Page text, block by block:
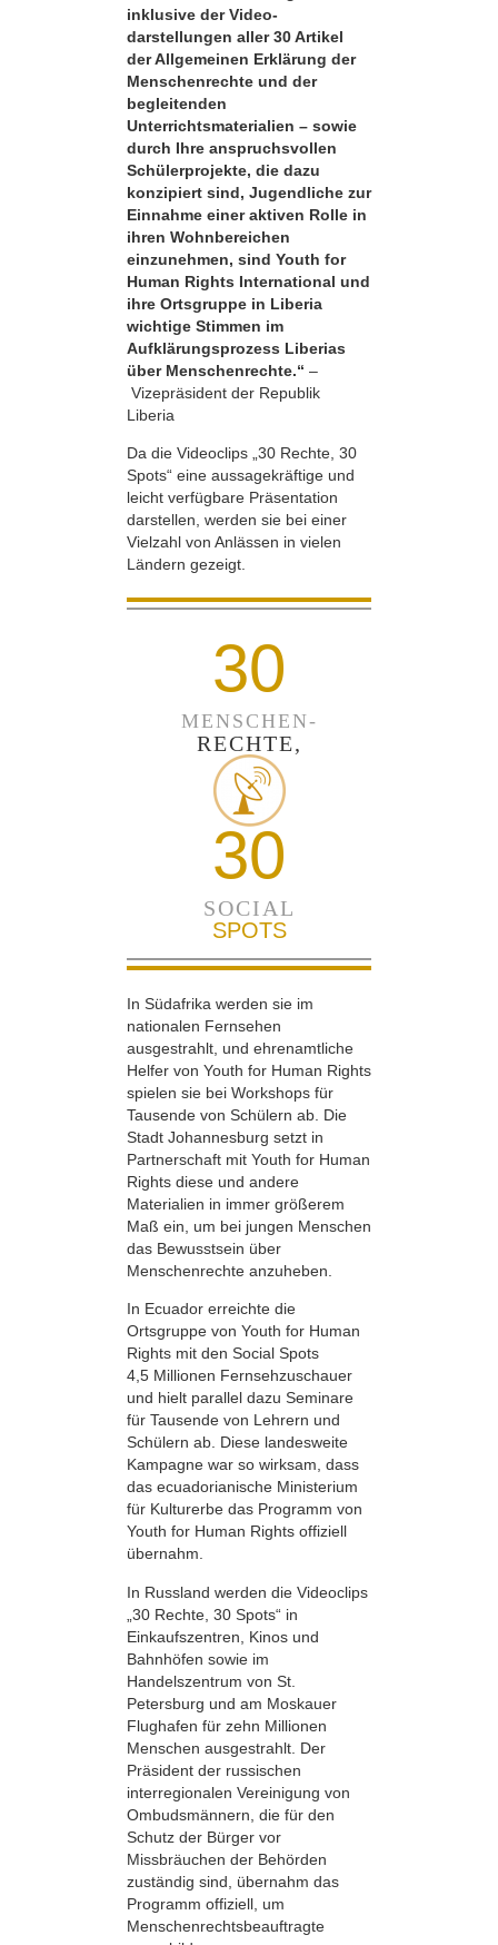
inklusive der Video­
darstellungen aller 30 Artikel
der Allgemeinen Erklärung der
Menschenrechte und der
begleitenden
Unterrichtsmaterialien – sowie
durch Ihre anspruchsvollen
Schülerprojekte, die dazu
konzipiert sind, Jugendliche zur
Einnahme einer aktiven Rolle in
ihren Wohnbereichen
einzunehmen, sind Youth for
Human Rights International und
ihre Ortsgruppe in Liberia
wichtige Stimmen im
Aufklärungsprozess Liberias
über Menschenrechte.“ –
Vizepräsident der Republik
Liberia
Da die Videoclips „30 Rechte, 30
Spots“ eine aussagekräftige und
leicht verfügbare Präsentation
darstellen, werden sie bei einer
Vielzahl von Anlässen in vielen
Ländern gezeigt.
30
MENSCHEN-
RECHTE,
30
SOCIAL
SPOTS
In Südafrika werden sie im
nationalen Fernsehen
ausgestrahlt, und ehrenamtliche
Helfer von Youth for Human Rights
spielen sie bei Workshops für
Tausende von Schülern ab. Die
Stadt Johannesburg setzt in
Partnerschaft mit Youth for Human
Rights diese und andere
Materialien in immer größerem
Maß ein, um bei jungen Menschen
das Bewusstsein über
Menschenrechte anzuheben.
In Ecuador erreichte die
Ortsgruppe von Youth for Human
Rights mit den Social Spots
4,5 Millionen Fernsehzuschauer
und hielt parallel dazu Seminare
für Tausende von Lehrern und
Schülern ab. Diese landesweite
Kampagne war so wirksam, dass
das ecuadorianische Ministerium
für Kulturerbe das Programm von
Youth for Human Rights offiziell
übernahm.
In Russland werden die Videoclips
„30 Rechte, 30 Spots“ in
Einkaufszentren, Kinos und
Bahnhöfen sowie im
Handelszentrum von St.
Petersburg und am Moskauer
Flughafen für zehn Millionen
Menschen ausgestrahlt. Der
Präsident der russischen
interregionalen Vereinigung von
Ombudsmännern, die für den
Schutz der Bürger vor
Missbräuchen der Behörden
zuständig sind, übernahm das
Programm offiziell, um
Menschenrechtsbeauftragte